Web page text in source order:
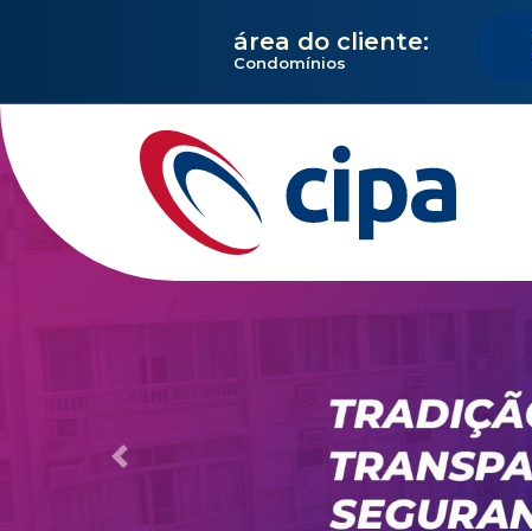
área do cliente:
Condomínios
Previous